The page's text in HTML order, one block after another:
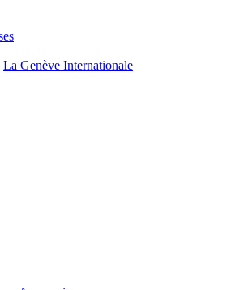
La Genève Internationale